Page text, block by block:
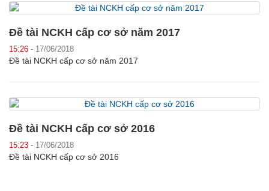
Đề tài NCKH cấp cơ sở năm 2017
15:26 - 17/06/2018
Đề tài NCKH cấp cơ sở năm 2017
Đề tài NCKH cấp cơ sở 2016
15:23 - 17/06/2018
Đề tài NCKH cấp cơ sở 2016